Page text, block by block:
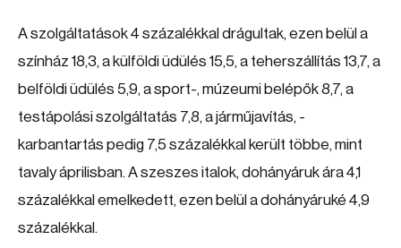
A szolgáltatások 4 százalékkal drágultak, ezen belül a
színház 18,3, a külföldi üdülés 15,5, a teherszállítás 13,7, a
belföldi üdülés 5,9, a sport-, múzeumi belépők 8,7, a
testápolási szolgáltatás 7,8, a járműjavítás, -
karbantartás pedig 7,5 százalékkal került többe, mint
tavaly áprilisban. A szeszes italok, dohányáruk ára 4,1
százalékkal emelkedett, ezen belül a dohányáruké 4,9
százalékkal.